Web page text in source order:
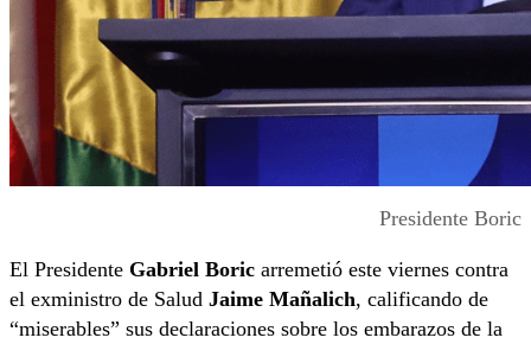
Presidente Boric
El Presidente Gabriel Boric arremetió este viernes contra
el exministro de Salud Jaime Mañalich, calificando de
“miserables” sus declaraciones sobre los embarazos de la